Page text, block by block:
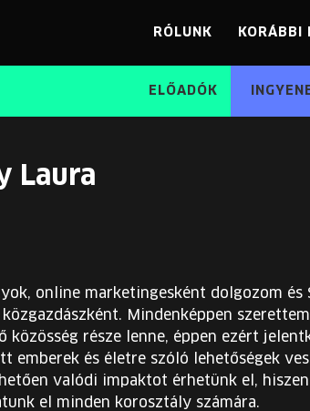
RÓLUNK KORÁBBI
ELŐADÓK
Laura
online marketingesként dolgozom és
közgazdászként. Mindenképpen
közösség része lenne, éppen ezért
emberek és életre szóló lehetőségek
valódi impaktot érhetünk el,
el minden korosztály számára.